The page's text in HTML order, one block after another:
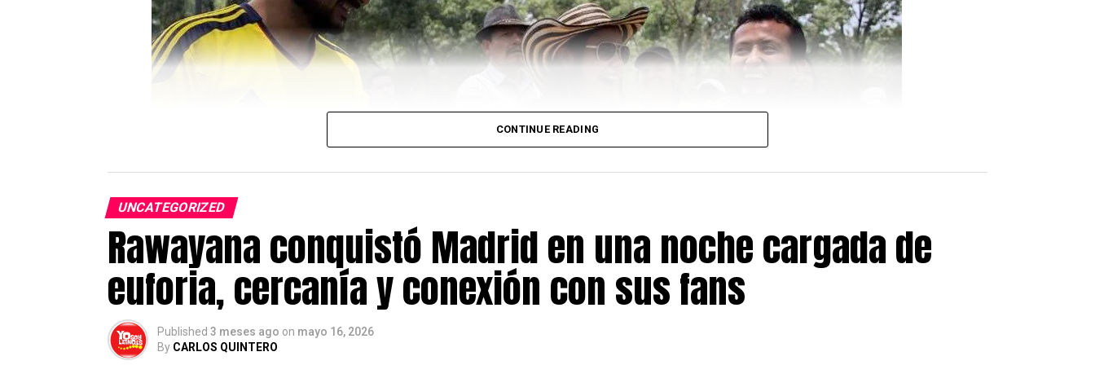
Asimismo, se proyectarán mensajes audiovisuales de venezolanos residentes en Madrid y ciudadanos españoles,
reforzando el vínculo de solidaridad entre ambos pueblos.
compromiso de Madrid con Venezuela en uno de los momentos más difíciles de su historia reciente.
YosoyLatino.es es un medio digital dedicado a informar y conectar a la comunidad latina en España, ofreciendo cobertura
de actualidad, inmigración, emprendimiento, cultura y acontecimientos de interés para millones de latinoamericanos
residentes en el país.
Post Views: 460
CONTINUE READING
UNCATEGORIZED
Rawayana conquistó Madrid en una noche cargada de
euforia, cercanía y conexión con sus fans
Published 3 meses ago on mayo 16, 2026
By CARLOS QUINTERO